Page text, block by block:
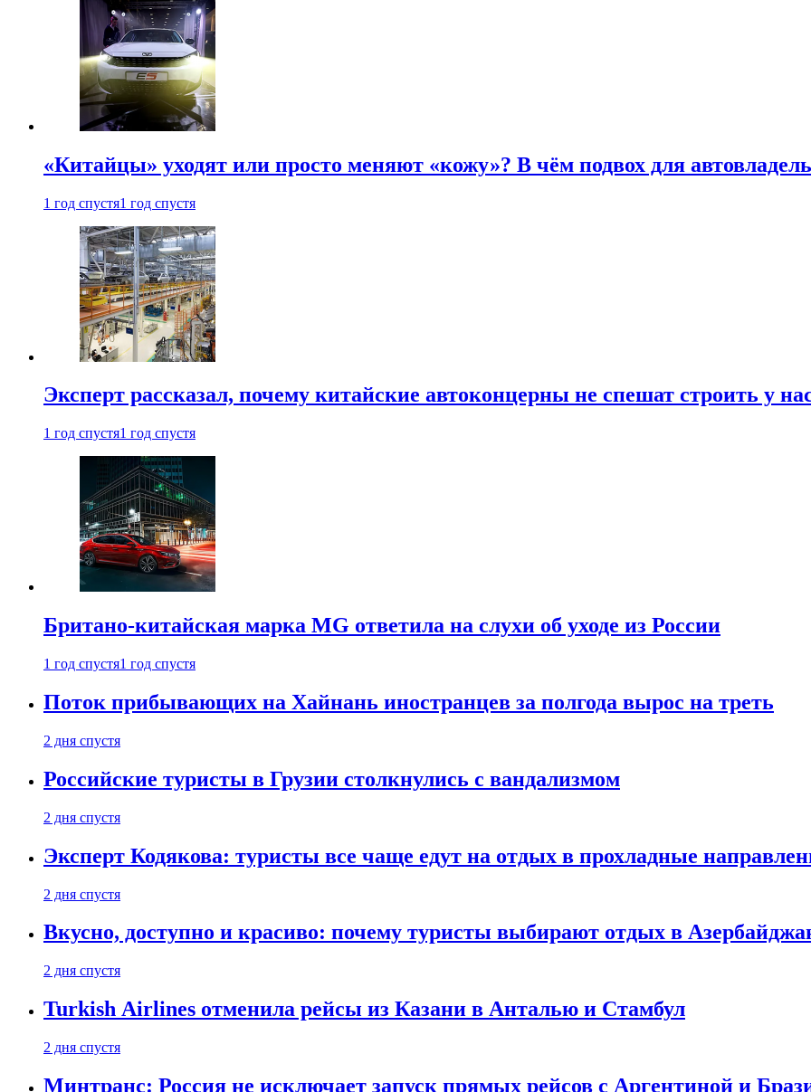
«Китайцы» уходят или просто меняют «кожу»? В чём подвох для
1 год спустя1 год спустя
Эксперт рассказал, почему китайские автоконцерны не спешат строить у
1 год спустя1 год спустя
Британо-китайская марка MG ответила на слухи об уходе из России
1 год спустя1 год спустя
Поток прибывающих на Хайнань иностранцев за полгода вырос на треть
2 дня спустя
Российские туристы в Грузии столкнулись с вандализмом
2 дня спустя
Эксперт Кодякова: туристы все чаще едут на отдых в прохладные
2 дня спустя
Вкусно, доступно и красиво: почему туристы выбирают отдых в
2 дня спустя
Turkish Airlines отменила рейсы из Казани в Анталью и Стамбул
2 дня спустя
Минтранс: Россия не исключает запуск прямых рейсов с Аргентиной и